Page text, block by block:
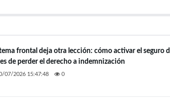
frontal deja otra lección: cómo activar el seguro
de perder el derecho a indemnización
07/2026 15:47:48 0